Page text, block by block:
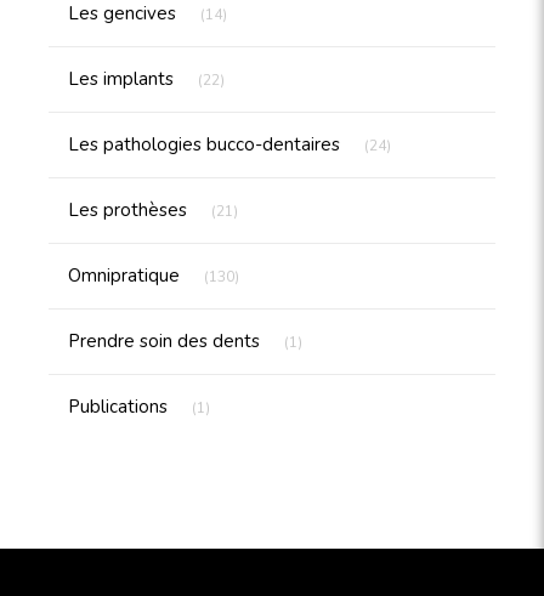
Les gencives (14)
Les implants (22)
Les pathologies bucco-dentaires (24)
Les prothèses (21)
Omnipratique (130)
Prendre soin des dents (1)
Publications (1)